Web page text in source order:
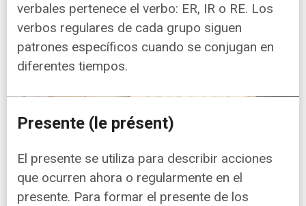
verbales pertenece el verbo: ER, IR o RE. Los
verbos regulares de cada grupo siguen
patrones específicos cuando se conjugan en
diferentes tiempos.
Presente (le présent)
El presente se utiliza para describir acciones
que ocurren ahora o regularmente en el
presente. Para formar el presente de los